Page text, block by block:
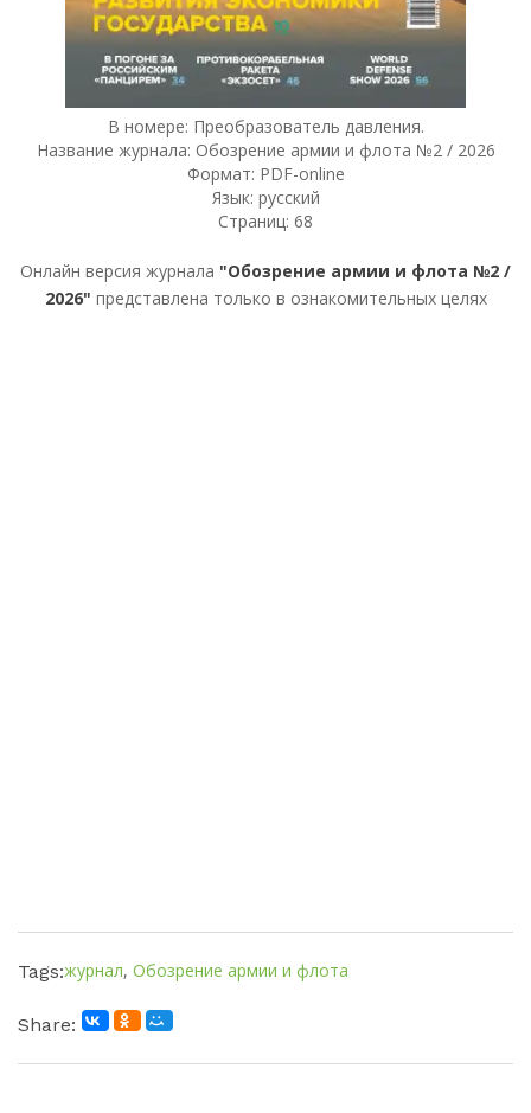
В номере: Преобразователь давления.
Название журнала: Обозрение армии и флота №2 / 2026
Формат: PDF-online
Язык: русский
Страниц: 68
Онлайн версия журнала "Обозрение армии и флота №2 /
2026" представлена только в ознакомительных целях
Tags:журнал, Обозрение армии и флота
Share: